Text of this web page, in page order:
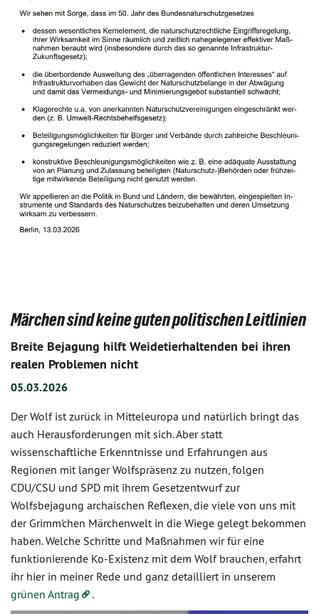
Märchen sind keine guten politischen Leitlinien
Breite Bejagung hilft Weidetierhaltenden bei ihren
realen Problemen nicht
05.03.2026
Der Wolf ist zurück in Mitteleuropa und natürlich bringt das
auch Herausforderungen mit sich. Aber statt
wissenschaftliche Erkenntnisse und Erfahrungen aus
Regionen mit langer Wolfspräsenz zu nutzen, folgen
CDU/CSU und SPD mit ihrem Gesetzentwurf zur
Wolfsbejagung archaischen Reflexen, die viele von uns mit
der Grimm'chen Märchenwelt in die Wiege gelegt bekommen
haben. Welche Schritte und Maßnahmen wir für eine
funktionierende Ko-Existenz mit dem Wolf brauchen, erfahrt
ihr hier in meiner Rede und ganz detailliert in unserem
grünen Antrag
.